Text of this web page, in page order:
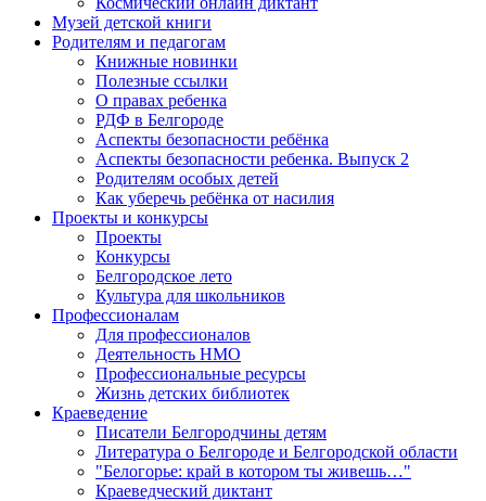
Музей детской книги
Родителям и педагогам
Книжные новинки
Полезные ссылки
О правах ребенка
РДФ в Белгороде
Аспекты безопасности ребёнка
Аспекты безопасности ребенка. Выпуск 2
Родителям особых детей
Как уберечь ребёнка от насилия
Проекты и конкурсы
Проекты
Конкурсы
Белгородское лето
Культура для школьников
Профессионалам
Для профессионалов
Деятельность НМО
Профессиональные ресурсы
Жизнь детских библиотек
Краеведение
Писатели Белгородчины детям
Литература о Белгороде и Белгородской области
"Белогорье: край в котором ты живешь…"
Краеведческий диктант